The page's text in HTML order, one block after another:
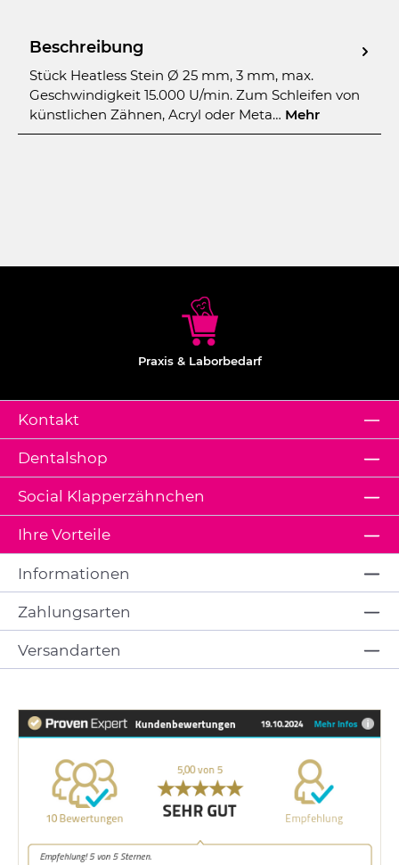
Beschreibung
Stück Heatless Stein Ø 25 mm, 3 mm, max.
Geschwindigkeit 15.000 U/min. Zum Schleifen von
künstlichen Zähnen, Acryl oder Meta… Mehr
Praxis & Laborbedarf
Kontakt
Dentalshop
Ihre Vorteile
Social Klapperzähnchen
Informationen
Zahlungsarten
Versandarten